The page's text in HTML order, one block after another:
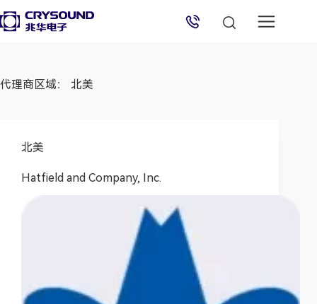
代理商区域： 北美
北美
Hatfield and Company, Inc.